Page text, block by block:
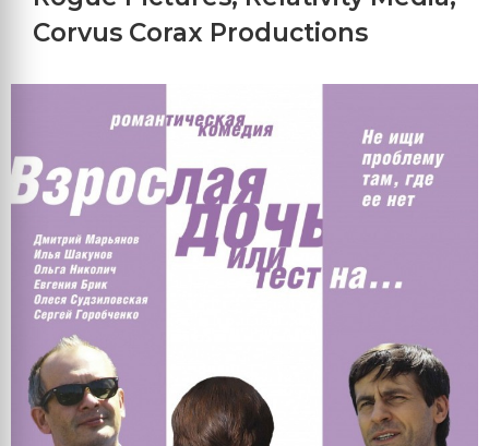
Corvus Corax Productions